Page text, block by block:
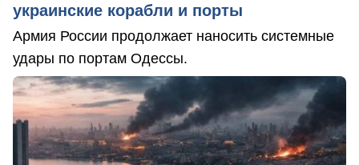
украинские корабли и порты
Армия России продолжает наносить системные
удары по портам Одессы.